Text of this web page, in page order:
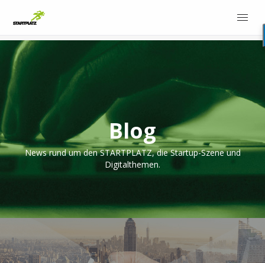
Blog
News rund um den STARTPLATZ, die Startup-Szene und
Digitalthemen.